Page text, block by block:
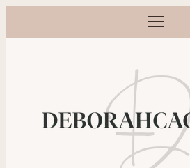
Ouvrir le
Photographe grossesse,